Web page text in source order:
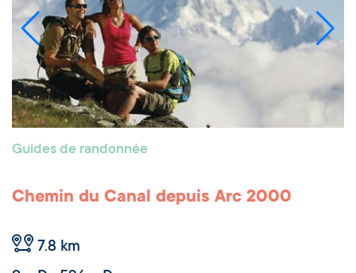
Guides de randonnée
Chemin du Canal depuis Arc 2000
7.8 km